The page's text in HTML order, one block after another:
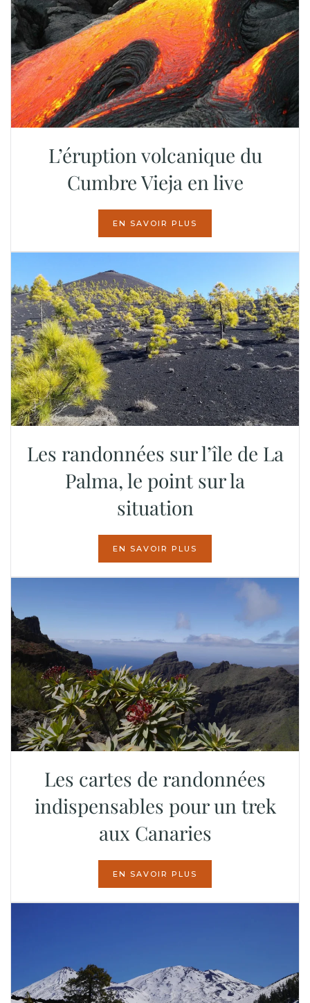
L’éruption volcanique du
Cumbre Vieja en live
EN SAVOIR PLUS
Les randonnées sur l’île de La
Palma, le point sur la
situation
EN SAVOIR PLUS
Les cartes de randonnées
indispensables pour un trek
aux Canaries
EN SAVOIR PLUS